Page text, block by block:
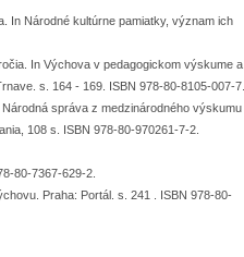
In Národné kultúrne pamiatky, význam ich
In Výchova v pedagogickom výskume a
s. 164 - 169. ISBN 978-80-8105-007-7.
správa z medzinárodného výskumu
108 s. ISBN 978-80-970261-7-2.
80-7367-629-2.
Praha: Portál. s. 241 . ISBN 978-80-